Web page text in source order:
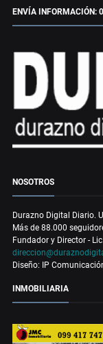
ENVÍA INFORMACIÓN:
NOSOTROS
Durazno Digital Diario.
Más de 88.000
Fundador y Director -
Diseño: IP
INMOBILIARIA